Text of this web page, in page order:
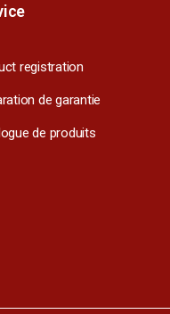
registration
de garantie
de produits